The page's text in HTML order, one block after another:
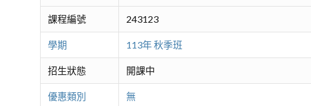
課程編號 243123
學期 113年 秋季班
招生狀態 開課中
優惠類別 無